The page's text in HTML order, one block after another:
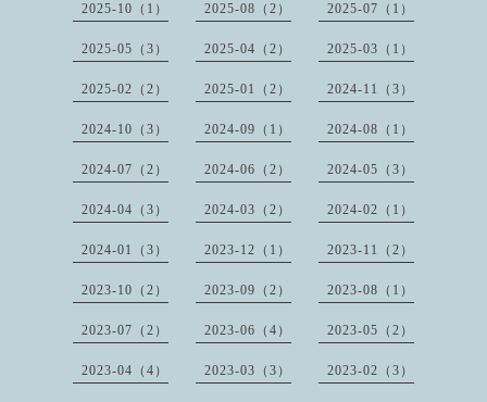
2025-10（1） 2025-08（2） 2025-07（1）
2025-05（3） 2025-04（2） 2025-03（1）
2025-02（2） 2025-01（2） 2024-11（3）
2024-10（3） 2024-09（1） 2024-08（1）
2024-07（2） 2024-06（2） 2024-05（3）
2024-04（3） 2024-03（2） 2024-02（1）
2024-01（3） 2023-12（1） 2023-11（2）
2023-10（2） 2023-09（2） 2023-08（1）
2023-07（2） 2023-06（4） 2023-05（2）
2023-04（4） 2023-03（3） 2023-02（3）